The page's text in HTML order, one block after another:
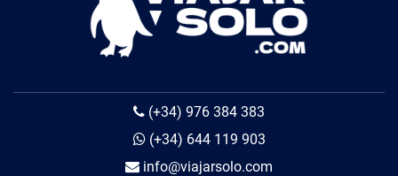
(+34) 976 384 383
(+34) 644 119 903
info@viajarsolo.com